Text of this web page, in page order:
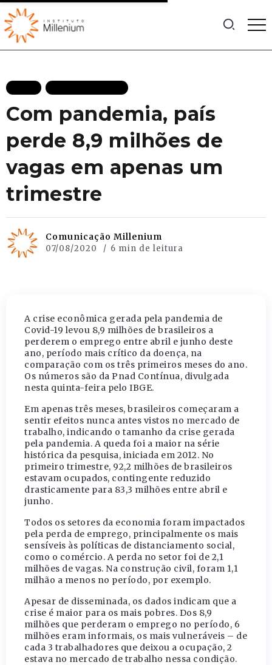
Com pandemia, país
perde 8,9 milhões de
vagas em apenas um
trimestre
Comunicação Millenium
07/08/2020 6 min de leitura
A crise econômica gerada pela pandemia de
Covid-19 levou 8,9 milhões de brasileiros a
perderem o emprego entre abril e junho deste
ano, período mais crítico da doença, na
comparação com os três primeiros meses do ano.
Os números são da Pnad Contínua, divulgada
nesta quinta-feira pelo IBGE.
Em apenas três meses, brasileiros começaram a
sentir efeitos nunca antes vistos no mercado de
trabalho, indicando o tamanho da crise gerada
pela pandemia. A queda foi a maior na série
histórica da pesquisa, iniciada em 2012. No
primeiro trimestre, 92,2 milhões de brasileiros
estavam ocupados, contingente reduzido
drasticamente para 83,3 milhões entre abril e
junho.
Todos os setores da economia foram impactados
pela perda de emprego, principalmente os mais
sensíveis às políticas de distanciamento social,
como o comércio. A perda no setor foi de 2,1
milhões de vagas. Na construção civil, foram 1,1
milhão a menos no período, por exemplo.
Apesar de disseminada, os dados indicam que a
crise é maior para os mais pobres. Dos 8,9
milhões que perderam o emprego no período, 6
milhões eram informais, os mais vulneráveis – de
cada 3 trabalhadores que deixou a ocupação, 2
estava no mercado de trabalho nessa condição.